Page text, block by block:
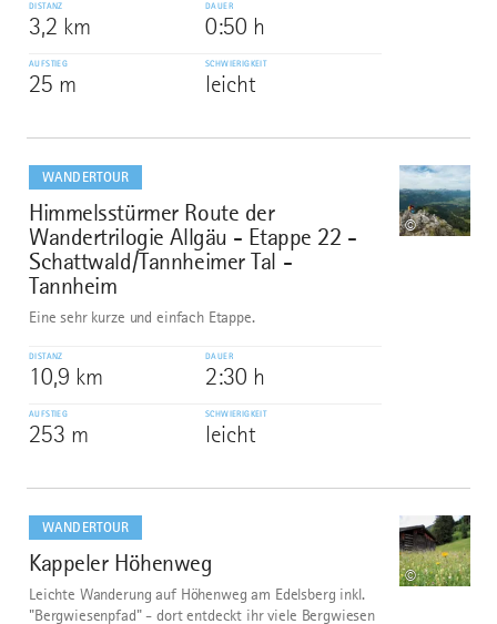
DISTANZ
3,2 km
DAUER
0:50 h
AUFSTIEG
25 m
SCHWIERIGKEIT
leicht
WANDERTOUR
6
Himmelsstürmer Route der
Wandertrilogie Allgäu - Etappe 22 -
Schattwald/Tannheimer Tal -
Tannheim
©
Eine sehr kurze und einfach Etappe.
DISTANZ
10,9 km
DAUER
2:30 h
AUFSTIEG
253 m
SCHWIERIGKEIT
leicht
dazu
WANDERTOUR
7
Kappeler Höhenweg
©
Leichte Wanderung auf Höhenweg am Edelsberg inkl.
"Bergwiesenpfad" - dort entdeckt ihr viele Bergwiesen
dazu